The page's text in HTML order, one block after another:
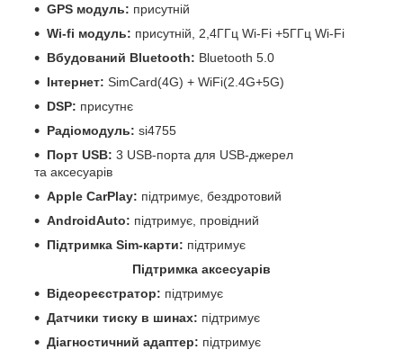
GPS модуль: присутній
Wi-fi модуль: присутній, 2,4ГГц Wi-Fi +5ГГц Wi-Fi
Вбудований Bluetooth: Bluetooth 5.0
Інтернет: SimCard(4G) + WiFi(2.4G+5G)
DSP: присутнє
Радіомодуль: si4755
Порт USB: 3 USB-порта для USB-джерел
та аксесуарів
Apple CarPlay: підтримує, бездротовий
AndroidAuto: підтримує, провідний
Підтримка Sim-карти: підтримує
Підтримка аксесуарів
Відеореєстратор: підтримує
Датчики тиску в шинах: підтримує
Діагностичний адаптер: підтримує